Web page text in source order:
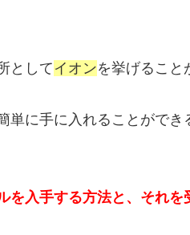
として イオンを挙げること
単に手に入れることがで
を入手する方法と、それ